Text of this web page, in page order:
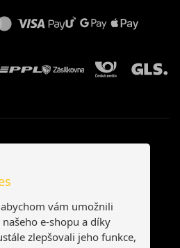
vám umožnili
e-shopu a díky
zlepšovali jeho funkce,